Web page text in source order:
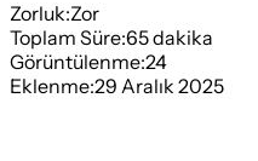
Zorluk:Zor
Toplam Süre:65dakika
Görüntülenme:24
Eklenme:29 Aralık 2025